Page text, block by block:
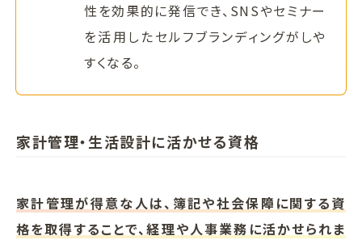
性を効果的に発信でき、SNSやセミナー
を活用したセルフブランディングがしや
すくなる。
家計管理・生活設計に活かせる資格
家計管理が得意な人は、簿記や社会保障に関する資
格を取得することで、経理や人事業務に活かせられま